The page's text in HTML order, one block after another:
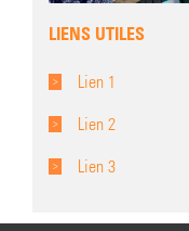
LIENS UTILES
Lien 1
Lien 2
Lien 3